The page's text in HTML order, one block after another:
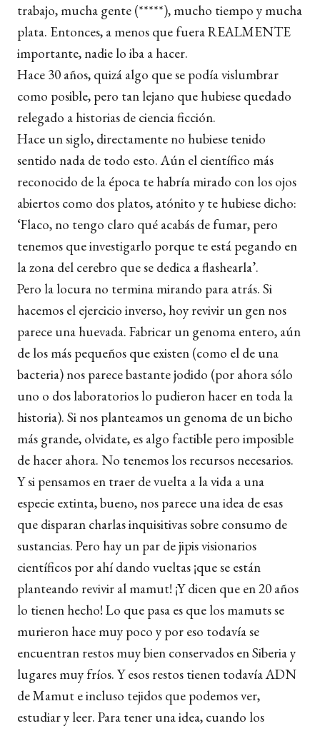
trabajo, mucha gente (*****), mucho tiempo y mucha
plata. Entonces, a menos que fuera REALMENTE
importante, nadie lo iba a hacer.
Hace 30 años, quizá algo que se podía vislumbrar
como posible, pero tan lejano que hubiese quedado
relegado a historias de ciencia ficción.
Hace un siglo, directamente no hubiese tenido
sentido nada de todo esto. Aún el científico más
reconocido de la época te habría mirado con los ojos
abiertos como dos platos, atónito y te hubiese dicho:
‘Flaco, no tengo claro qué acabás de fumar, pero
tenemos que investigarlo porque te está pegando en
la zona del cerebro que se dedica a flashearla’.
Pero la locura no termina mirando para atrás. Si
hacemos el ejercicio inverso, hoy revivir un gen nos
parece una huevada. Fabricar un genoma entero, aún
de los más pequeños que existen (como el de una
bacteria) nos parece bastante jodido (por ahora sólo
uno o dos laboratorios lo pudieron hacer en toda la
historia). Si nos planteamos un genoma de un bicho
más grande, olvidate, es algo factible pero imposible
de hacer ahora. No tenemos los recursos necesarios.
Y si pensamos en traer de vuelta a la vida a una
especie extinta, bueno, nos parece una idea de esas
que disparan charlas inquisitivas sobre consumo de
sustancias. Pero hay un par de jipis visionarios
científicos por ahí dando vueltas ¡que se están
planteando revivir al mamut! ¡Y dicen que en 20 años
lo tienen hecho! Lo que pasa es que los mamuts se
murieron hace muy poco y por eso todavía se
encuentran restos muy bien conservados en Siberia y
lugares muy fríos. Y esos restos tienen todavía ADN
de Mamut e incluso tejidos que podemos ver,
estudiar y leer. Para tener una idea, cuando los